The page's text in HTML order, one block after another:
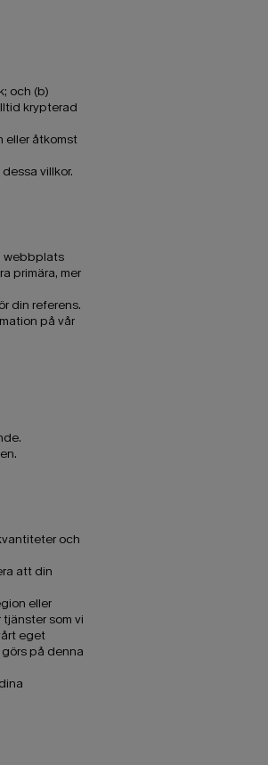
och (b)
krypterad
eller åtkomst
villkor.
webbplats
primära, mer
din referens.
på vår
och
att din
eller
som vi
eget
på denna